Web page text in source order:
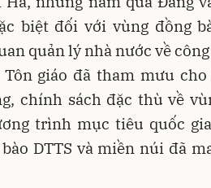
biệt đối với vùng đồng
quản lý nhà nước về
giáo đã tham mưu
chính sách đặc thù về
trình mục tiêu quốc
DTTS và miền núi đã